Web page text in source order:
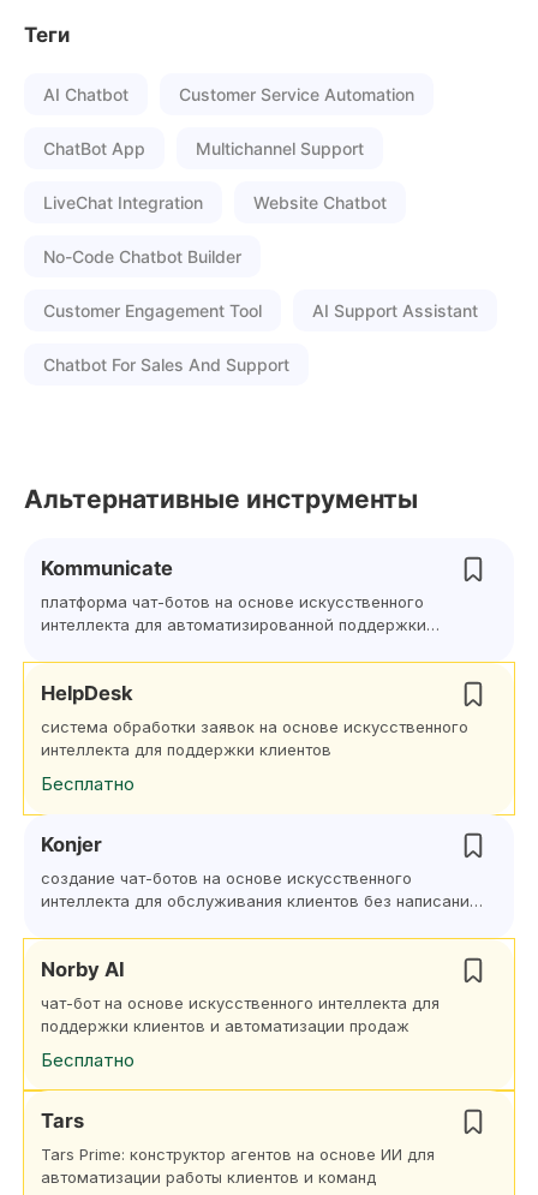
Теги
AI Chatbot Customer Service Automation
ChatBot App Multichannel Support
LiveChat Integration Website Chatbot
No-Code Chatbot Builder
Customer Engagement Tool AI Support Assistant
Chatbot For Sales And Support
Альтернативные инструменты
Kommunicate
платформа чат-ботов на основе искусственного
интеллекта для автоматизированной поддержки
HelpDesk
система обработки заявок на основе искусственного
интеллекта для поддержки клиентов
Бесплатно
Konjer
создание чат-ботов на основе искусственного
интеллекта для обслуживания клиентов без написания
Norby AI
чат-бот на основе искусственного интеллекта для
поддержки клиентов и автоматизации продаж
Бесплатно
Tars
Tars Prime: конструктор агентов на основе ИИ для
автоматизации работы клиентов и команд